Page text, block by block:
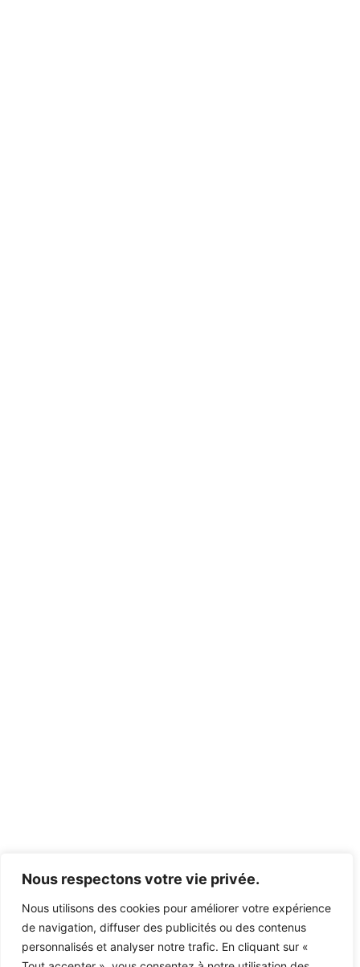
Nous respectons votre vie privée.
Nous utilisons des cookies pour améliorer votre expérience
de navigation, diffuser des publicités ou des contenus
personnalisés et analyser notre trafic. En cliquant sur «